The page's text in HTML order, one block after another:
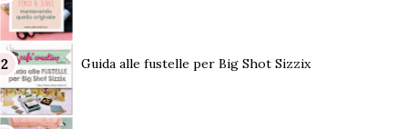
Guida alle fustelle per Big Shot Sizzix